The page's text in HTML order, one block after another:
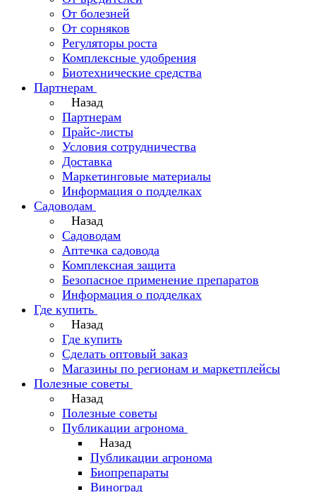
От болезней
От сорняков
Регуляторы роста
Комплексные удобрения
Биотехнические средства
Партнерам
Назад
Партнерам
Прайс-листы
Условия сотрудничества
Доставка
Маркетинговые материалы
Информация о подделках
Садоводам
Назад
Садоводам
Аптечка садовода
Комплексная защита
Безопасное применение препаратов
Информация о подделках
Где купить
Назад
Где купить
Сделать оптовый заказ
Магазины по регионам и маркетплейсы
Полезные советы
Назад
Полезные советы
Публикации агронома
Назад
Публикации агронома
Биопрепараты
Виноград